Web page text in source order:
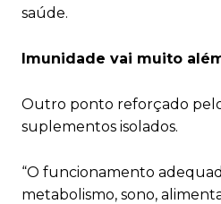
saúde.
Imunidade vai muito
Outro ponto reforçado
suplementos isolados.
“O funcionamento
metabolismo, sono,